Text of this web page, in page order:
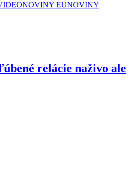
EUNOVINY
relácie naživo ale